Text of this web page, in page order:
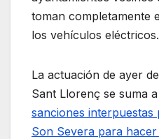
toman completamente
los vehículos eléctricos.
La actuación de ayer
Sant Llorenç se suma
sanciones
Son Severa para